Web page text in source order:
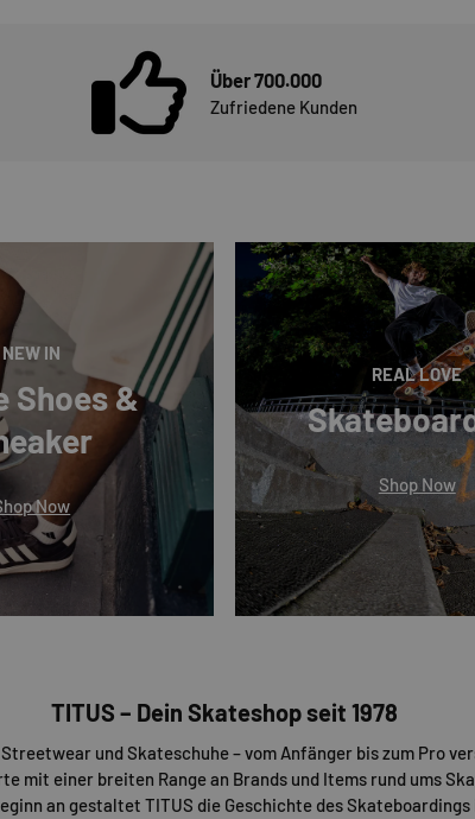
Über 700.000
Zufriedene Kunden
NEW IN
Shoes &
Now
REAL LOVE
Shop Now
TITUS – Dein Skateshop seit 1978
und Skateschuhe – vom Anfänger bis zum Pro
mit einer breiten Range an Brands und Items rund ums
an gestaltet TITUS die Geschichte des